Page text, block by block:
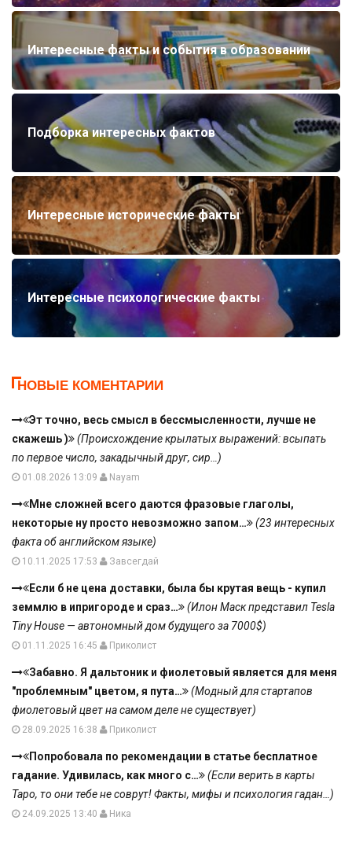
Интересные факты и события в образовании
Подборка интересных фактов
Интересные исторические факты
Интересные психологические факты
НОВЫЕ КОМЕНТАРИИ
Эт точно, весь смысл в бессмысленности, лучше не
скажешь )
(Происхождение крылатых выражений: всыпать
по первое число, закадычный друг, сир…)
01.08.2026 13:09 Nayam
Мне сложней всего даются фразовые глаголы,
некоторые ну просто невозможно запом…
(23 интересных
факта об английском языке)
10.11.2025 17:53 Завсегдай
Если б не цена доставки, была бы крутая вещь - купил
земмлю в ипригороде и сраз…
(Илон Маск представил Tesla
Tiny House — автономный дом будущего за 7000$)
01.11.2025 16:45 Приколист
Забавно. Я дальтоник и фиолетовый является для меня
"проблемным" цветом, я пута…
(Модный для стартапов
фиолетовый цвет на самом деле не существует)
28.09.2025 16:38 Приколист
Попробовала по рекомендации в статье бесплатное
гадание. Удивилась, как много с…
(Если верить в карты
Таро, то они тебе не соврут! Факты, мифы и психология гадан…)
24.09.2025 13:40 Ника